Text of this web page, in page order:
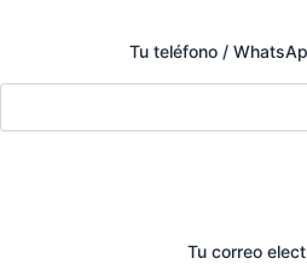
Tu teléfono /
Tu correo